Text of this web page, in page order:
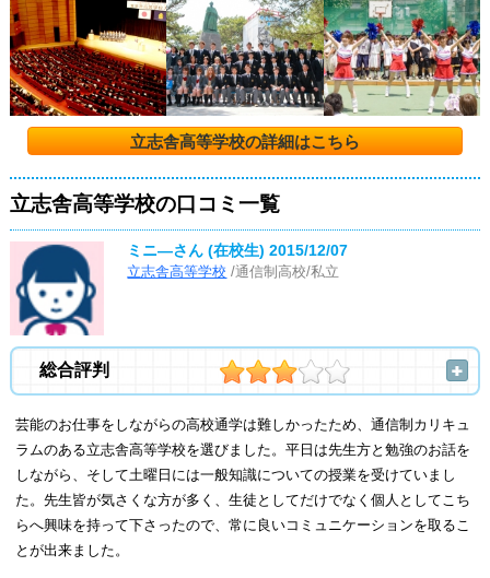
立志舎高等学校の詳細はこちら
立志舎高等学校の口コミ一覧
ミニ―さん (在校生)2015/12/07
立志舎高等学校 /通信制高校/私立
総合評判
芸能のお仕事をしながらの高校通学は難しかったため、通信制カリキュ
ラムのある立志舎高等学校を選びました。平日は先生方と勉強のお話を
しながら、そして土曜日には一般知識についての授業を受けていまし
た。先生皆が気さくな方が多く、生徒としてだけでなく個人としてこち
らへ興味を持って下さったので、常に良いコミュニケーションを取るこ
とが出来ました。